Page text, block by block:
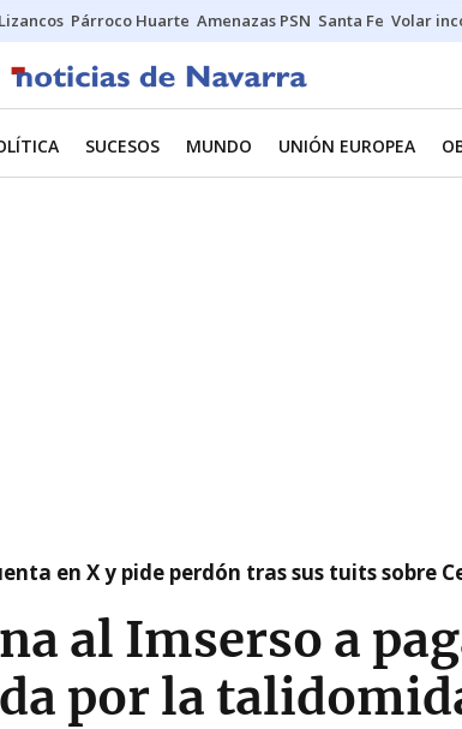
Párroco Huarte Amenazas PSN Santa Fe Volar
SUCESOS MUNDO UNIÓN EUROPEA
en X y pide perdón tras sus tuits sobre
al Imserso a
por la